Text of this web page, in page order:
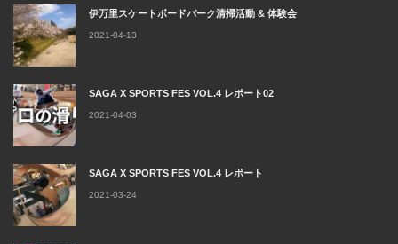
伊万里スケートボードパーク清掃活動 & 体験会
2021-04-13
SAGA X SPORTS FES VOL.4 レポート02
2021-04-03
SAGA X SPORTS FES VOL.4 レポート
2021-03-24